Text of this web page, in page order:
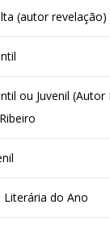
(autor revelação)
ou Juvenil (Autor
Literária do Ano